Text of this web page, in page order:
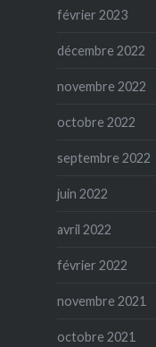
février 2023
décembre 2022
novembre 2022
octobre 2022
septembre 2022
juin 2022
avril 2022
février 2022
novembre 2021
octobre 2021